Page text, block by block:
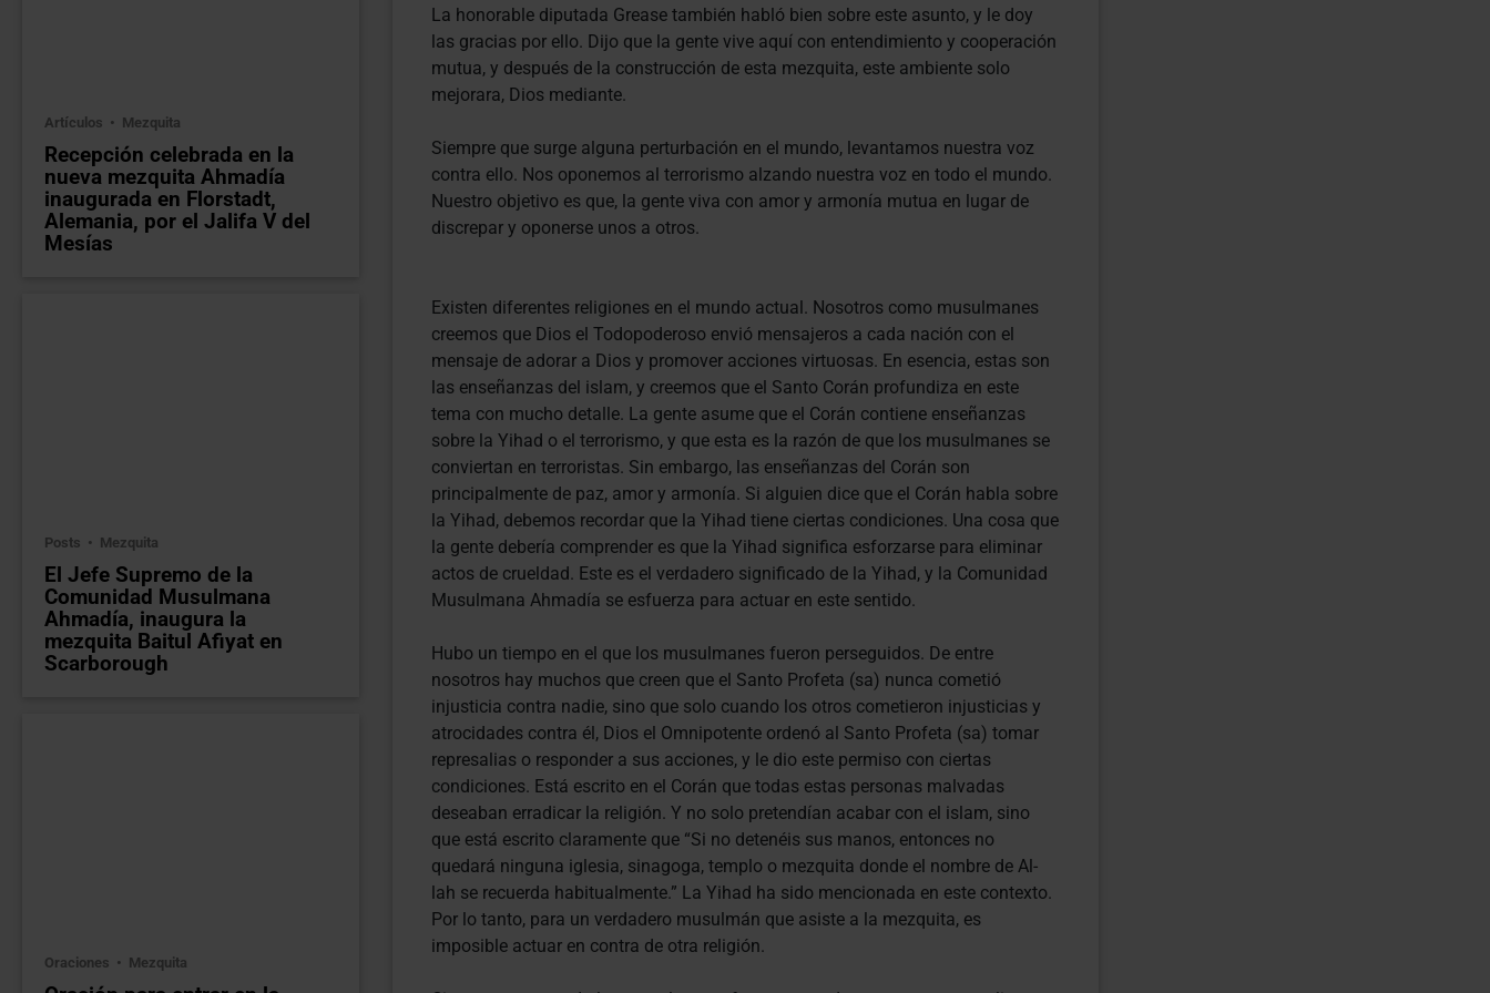
Artículos Mezquita
Recepción celebrada en la
nueva mezquita Ahmadía
inaugurada en Florstadt,
Alemania, por el Jalifa V del
Mesías
Posts Mezquita
El Jefe Supremo de la
Comunidad Musulmana
Ahmadía, inaugura la
mezquita Baitul Afiyat en
Scarborough
Oraciones Mezquita
La honorable diputada Grease también habló bien sobre este asunto, y le doy
las gracias por ello. Dijo que la gente vive aquí con entendimiento y cooperación
mutua, y después de la construcción de esta mezquita, este ambiente solo
mejorara, Dios mediante.
Siempre que surge alguna perturbación en el mundo, levantamos nuestra voz
contra ello. Nos oponemos al terrorismo alzando nuestra voz en todo el mundo.
Nuestro objetivo es que, la gente viva con amor y armonía mutua en lugar de
discrepar y oponerse unos a otros.
Existen diferentes religiones en el mundo actual. Nosotros como musulmanes
creemos que Dios el Todopoderoso envió mensajeros a cada nación con el
mensaje de adorar a Dios y promover acciones virtuosas. En esencia, estas son
las enseñanzas del islam, y creemos que el Santo Corán profundiza en este
tema con mucho detalle. La gente asume que el Corán contiene enseñanzas
sobre la Yihad o el terrorismo, y que esta es la razón de que los musulmanes se
conviertan en terroristas. Sin embargo, las enseñanzas del Corán son
principalmente de paz, amor y armonía. Si alguien dice que el Corán habla sobre
la Yihad, debemos recordar que la Yihad tiene ciertas condiciones. Una cosa que
la gente debería comprender es que la Yihad significa esforzarse para eliminar
actos de crueldad. Este es el verdadero significado de la Yihad, y la Comunidad
Musulmana Ahmadía se esfuerza para actuar en este sentido.
Hubo un tiempo en el que los musulmanes fueron perseguidos. De entre
nosotros hay muchos que creen que el Santo Profeta (sa) nunca cometió
injusticia contra nadie, sino que solo cuando los otros cometieron injusticias y
atrocidades contra él, Dios el Omnipotente ordenó al Santo Profeta (sa) tomar
represalias o responder a sus acciones, y le dio este permiso con ciertas
condiciones. Está escrito en el Corán que todas estas personas malvadas
deseaban erradicar la religión. Y no solo pretendían acabar con el islam, sino
que está escrito claramente que “Si no detenéis sus manos, entonces no
quedará ninguna iglesia, sinagoga, templo o mezquita donde el nombre de Al-
lah se recuerda habitualmente.” La Yihad ha sido mencionada en este contexto.
Por lo tanto, para un verdadero musulmán que asiste a la mezquita, es
imposible actuar en contra de otra religión.